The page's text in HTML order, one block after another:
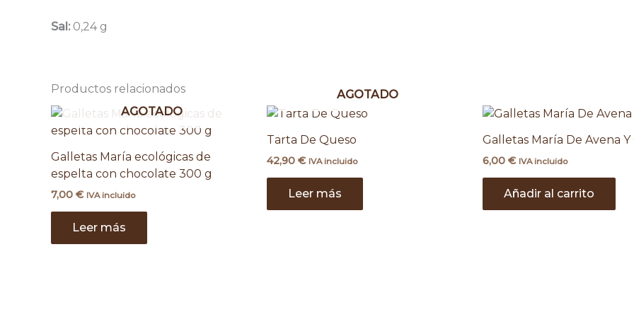
Sal: 0,24 g
Productos relacionados
AGOTADO
Galletas María ecológicas de
espelta con chocolate 300 g
7,00 € IVA incluido
Leer más
AGOTADO
Tarta De Queso
42,90 € IVA incluido
Leer más
Galletas María De Avena Y
6,00 € IVA incluido
Añadir al carrito